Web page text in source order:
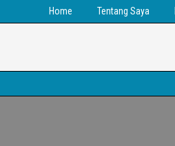
Home Tentang Saya